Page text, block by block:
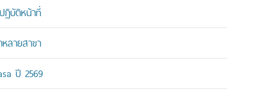
ฏิบัติหน้าที่
ลายสาขา
ปี 2569